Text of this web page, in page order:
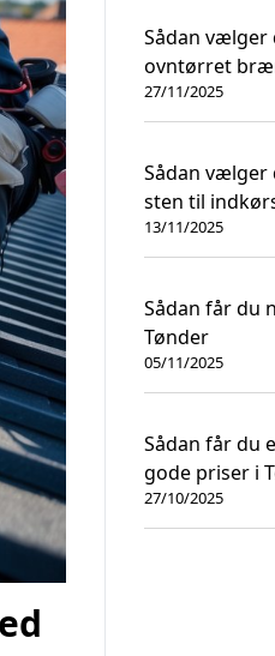
Sådan vælger
ovntørret
27/11/2025
Sådan vælger
sten til
13/11/2025
Sådan får du
Tønder
05/11/2025
Sådan får du
gode priser i
27/10/2025